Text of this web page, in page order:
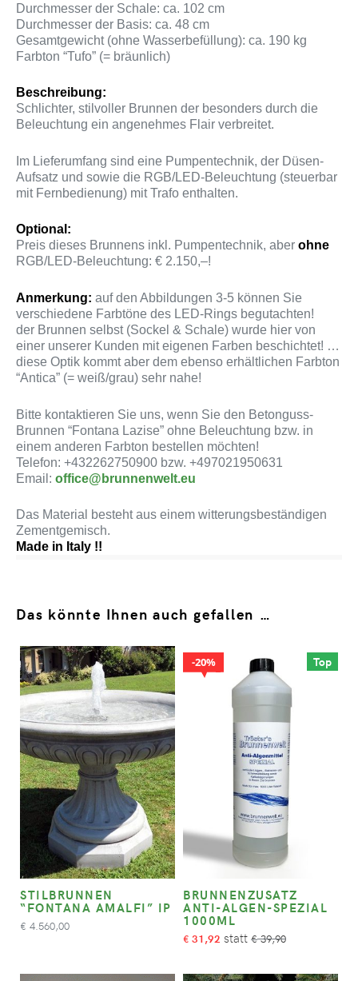
Durchmesser der Schale: ca. 102 cm
Durchmesser der Basis: ca. 48 cm
Gesamtgewicht (ohne Wasserbefüllung): ca. 190 kg
Farbton “Tufo” (= bräunlich)
Beschreibung:
Schlichter, stilvoller Brunnen der besonders durch die
Beleuchtung ein angenehmes Flair verbreitet.
Im Lieferumfang sind eine Pumpentechnik, der Düsen-
Aufsatz und sowie die RGB/LED-Beleuchtung (steuerbar
mit Fernbedienung) mit Trafo enthalten.
Optional:
Preis dieses Brunnens inkl. Pumpentechnik, aber ohne
RGB/LED-Beleuchtung: € 2.150,–!
Anmerkung: auf den Abbildungen 3-5 können Sie
verschiedene Farbtöne des LED-Rings begutachten!
der Brunnen selbst (Sockel & Schale) wurde hier von
einer unserer Kunden mit eigenen Farben beschichtet! …
diese Optik kommt aber dem ebenso erhältlichen Farbton
“Antica” (= weiß/grau) sehr nahe!
Bitte kontaktieren Sie uns, wenn Sie den Betonguss-
Brunnen “Fontana Lazise” ohne Beleuchtung bzw. in
einem anderen Farbton bestellen möchten!
Telefon: +432262750900 bzw. +497021950631
Email: office@brunnenwelt.eu
Das Material besteht aus einem witterungsbeständigen
Zementgemisch.
Made in Italy !!
Das könnte Ihnen auch gefallen …
STILBRUNNEN
“FONTANA AMALFI” IP
€ 4.560,00
Top
20%
BRUNNENZUSATZ
ANTI-ALGEN-SPEZIAL
1000ML
€ 31,92 €39,90